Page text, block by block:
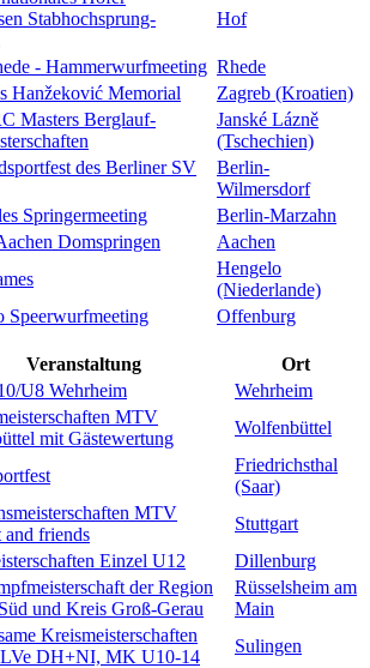
Stabhochsprung-
Hof
- Hammerwurfmeeting Rhede
Hanžeković Memorial
Zagreb (Kroatien)
Masters Berglauf-
Janské Lázně
(Tschechien)
des Berliner SV
Berlin-
Wilmersdorf
Springermeeting
Berlin-Marzahn
Domspringen
Aachen
Hengelo
(Niederlande)
Speerwurfmeeting Offenburg
Veranstaltung
Ort
U8 Wehrheim
Wehrheim
MTV
mit Gästewertung
Wolfenbüttel
Friedrichsthal
(Saar)
MTV
and friends
Stuttgart
Einzel U12
Dillenburg
der Region
und Kreis Groß-Gerau
Rüsselsheim am
Main
Kreismeisterschaften
DH+NI, MK U10-14
Sulingen